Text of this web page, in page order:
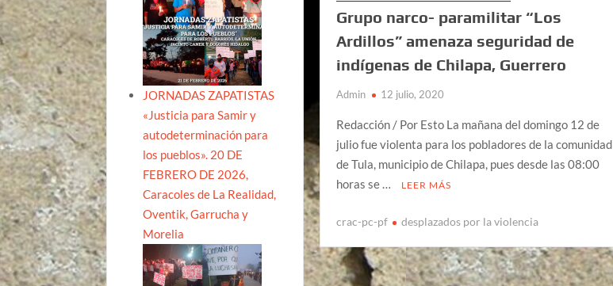
Grupo narco- paramilitar “Los
Ardillos” amenaza seguridad de
indígenas de Chilapa, Guerrero
Admin 12 julio, 2020
Redacción / Por Esto La mañana del domingo 12 de
julio fue violenta para los pobladores de la comunidad
de Tula, municipio de Chilapa, pues desde las 08:00
horas se …
LEER MÁS
crac-pc-pf desplazados por la violencia
JORNADAS ZAPATISTAS
«Justicia para Samir y
autodeterminación para
los pueblos». 20 DE
FEBRERO DE 2026,
Caracoles de La Realidad,
Oventik, Garrucha y
Morelia